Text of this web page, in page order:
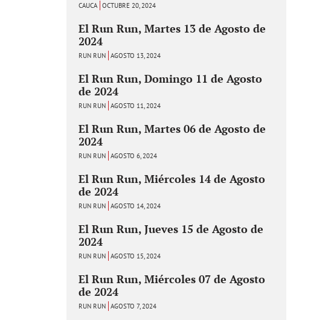
CAUCA OCTUBRE 20, 2024
El Run Run, Martes 13 de Agosto de
2024
RUN RUN AGOSTO 13, 2024
El Run Run, Domingo 11 de Agosto
de 2024
RUN RUN AGOSTO 11, 2024
El Run Run, Martes 06 de Agosto de
2024
RUN RUN AGOSTO 6, 2024
El Run Run, Miércoles 14 de Agosto
de 2024
RUN RUN AGOSTO 14, 2024
El Run Run, Jueves 15 de Agosto de
2024
RUN RUN AGOSTO 15, 2024
El Run Run, Miércoles 07 de Agosto
de 2024
RUN RUN AGOSTO 7, 2024